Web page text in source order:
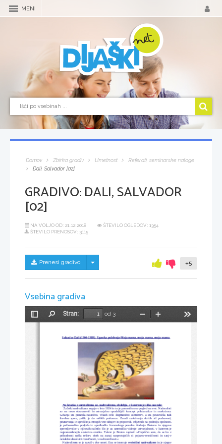
MENI
Domov Zbirka gradiv Umetnost
Referati, seminarske naloge
Dali, Salvador [02]
GRADIVO:DALI, SALVADOR
[02]
NA VOLJO OD: 21.12.2018
ŠTEVILO OGLEDOV: 1354
ŠTEVILO PRENOSOV: 3115
Prenesi gradivo Skrij/prikaži meni +5
Vsebina gradiva
Preklopi
Stran:
od 3
Pomanjšaj
Salvador Dali (1904-1989): Uganka poželenja-Moja mama, moja mama, moja mama
Na kratko o surrealizmu oz. nadrealizmu, obdobju, v katerem je slika nastala:
     Začetki nadrealizma segajo v leto 1924 in to je pomenilo nov pogled na svet. Nadrealisti
so   na   novo   obravnavali   in   ustvarjalno   upodabljali   koncept   psihoanalize   in   marksizma.
Gibanju   sta   prinesla   natančno,   včasih   celo   dogmatično   usmeritev,   a   sta   povzročila   tudi
številne   spore,   prišlo   je   do   velikih   prelomov.   Zaradi   razkrivanja   skritih   sil   podzavesti,
priznavanja in sproščanja mnogih vrst tabujev in pripovedi, veljavnih na področju spolnosti,
je   psihoanaliza   podprla   in   spodbudila   francoskega   pesnika   Andreja   Bretona   in   njegove
spremljevalce   v   njihovih   načrtih:   šlo   je   za   umetniško   videnje   ustvarjalnosti,   v   katerem   je
najpomembnejša   sestavina   erotika.   Takrat   je   Breton   zapisal:   »Prepričan   sem,   da   se   bo   v
prihodnosti   našla   rešitev   obeh   na   zunaj   nasprotujočih   si   pojavov-resničnosti   in   sanj-v
nekakšni absolutni resničnosti, v nadresničnosti.«
   Nadrealizem se je razvil v dve smeri. Ena se imenuje
veristični nadrealizem in je njegov